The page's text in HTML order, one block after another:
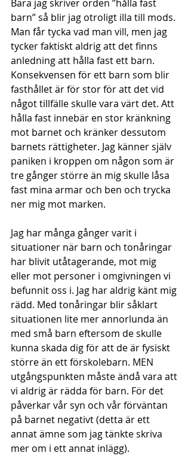
Bara jag skriver orden ”hålla fast
barn” så blir jag otroligt illa till mods.
Man får tycka vad man vill, men jag
tycker faktiskt aldrig att det finns
anledning att hålla fast ett barn.
Konsekvensen för ett barn som blir
fasthållet är för stor för att det vid
något tillfälle skulle vara värt det. Att
hålla fast innebär en stor kränkning
mot barnet och kränker dessutom
barnets rättigheter. Jag känner själv
paniken i kroppen om någon som är
tre gånger större än mig skulle låsa
fast mina armar och ben och trycka
ner mig mot marken.
Jag har många gånger varit i
situationer när barn och tonåringar
har blivit utåtagerande, mot mig
eller mot personer i omgivningen vi
befunnit oss i. Jag har aldrig känt mig
rädd. Med tonåringar blir såklart
situationen lite mer annorlunda än
med små barn eftersom de skulle
kunna skada dig för att de är fysiskt
större än ett förskolebarn. MEN
utgångspunkten måste ändå vara att
vi aldrig är rädda för barn. För det
påverkar vår syn och vår förväntan
på barnet negativt (detta är ett
annat ämne som jag tänkte skriva
mer om i ett annat inlägg).